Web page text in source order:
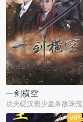
一剑横空
功夫硬汉樊少皇杀敌诛寇
全25集